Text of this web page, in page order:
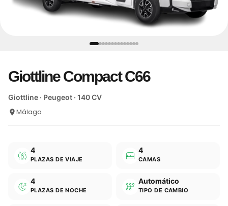
Giottline Compact C66
Giottline · Peugeot · 140 CV
Málaga
4
PLAZAS DE VIAJE
4
CAMAS
4
PLAZAS DE NOCHE
Automático
TIPO DE CAMBIO